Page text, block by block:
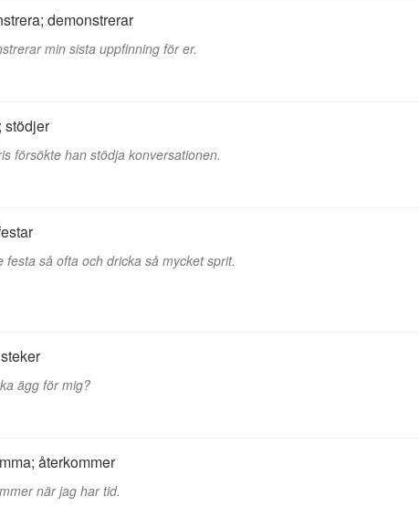
demonstrerar
min sista uppfinning för er.
stödjer
försökte han stödja konversationen.
festa så ofta och dricka så mycket sprit.
ägg för mig?
återkommer
när jag har tid.